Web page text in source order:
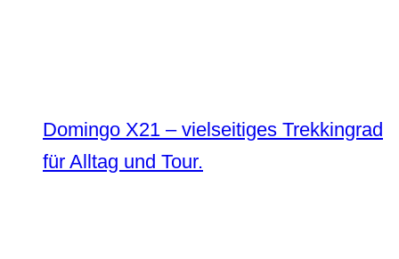
Domingo X21 – vielseitiges Trekkingrad
für Alltag und Tour.